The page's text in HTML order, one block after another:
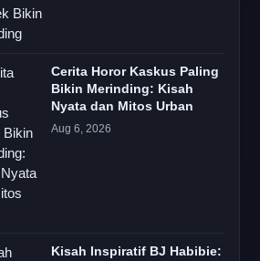
Cerita Horor Kaskus Paling
Bikin Merinding: Kisah
Nyata dan Mitos Urban
Aug 6, 2026
Kisah Inspiratif BJ Habibie: